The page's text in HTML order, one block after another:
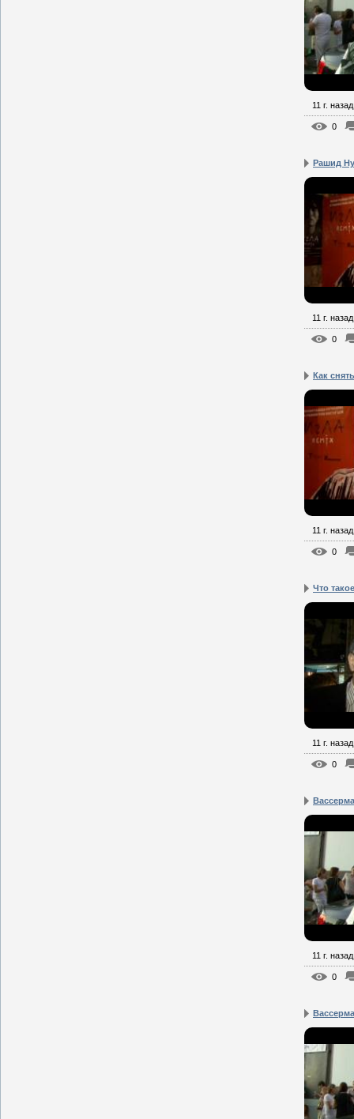
11 г. назад
0
Рашид
11 г. назад
0
Как
11 г. назад
0
Что
11 г. назад
0
11 г. назад
0